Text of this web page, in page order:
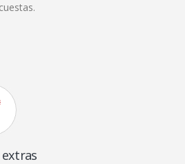
extras